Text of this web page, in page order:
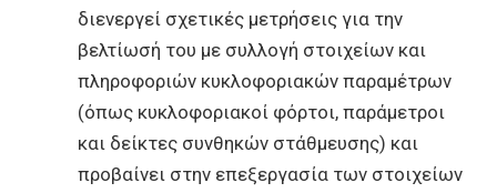
διενεργεί σχετικές μετρήσεις για την
βελτίωσή του με συλλογή στοιχείων και
πληροφοριών κυκλοφοριακών παραμέτρων
(όπως κυκλοφοριακοί φόρτοι, παράμετροι
και δείκτες συνθηκών στάθμευσης) και
προβαίνει στην επεξεργασία των στοιχείων